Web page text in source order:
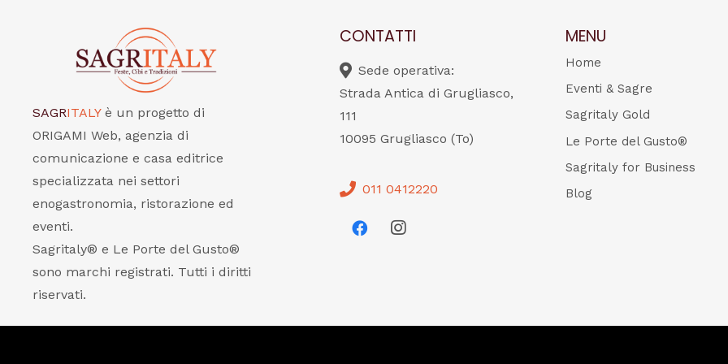
SAGRITALY è un progetto di
ORIGAMI Web, agenzia di
comunicazione e casa editrice
specializzata nei settori
enogastronomia, ristorazione ed
eventi.
Sagritaly® e Le Porte del Gusto®
sono marchi registrati. Tutti i diritti
riservati.
CONTATTI
Sede operativa:
Strada Antica di Grugliasco,
111
10095 Grugliasco (To)
011 0412220
MENU
Home
Eventi & Sagre
Sagritaly Gold
Le Porte del Gusto®
Sagritaly for Business
Blog